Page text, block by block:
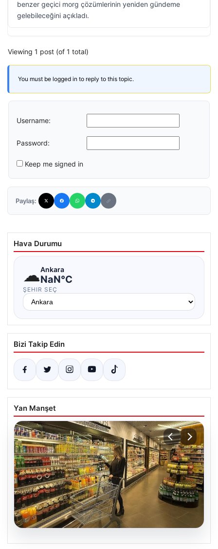
benzer geçici morg çözümlerinin yeniden gündeme
gelebileceğini açıkladı.
Viewing 1 post (of 1 total)
You must be logged in to reply to this topic.
Username:
Password:
Keep me signed in
Paylaş:
Hava Durumu
☁Ankara
NaN°C
ŞEHIR SEÇ
Bizi Takip Edin
Yan Manşet
07.08.2026